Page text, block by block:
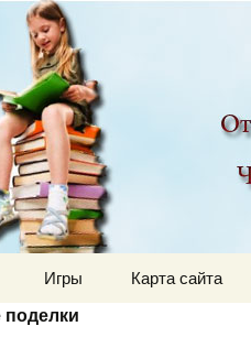
мир
Игры
Карта сайта
поделки